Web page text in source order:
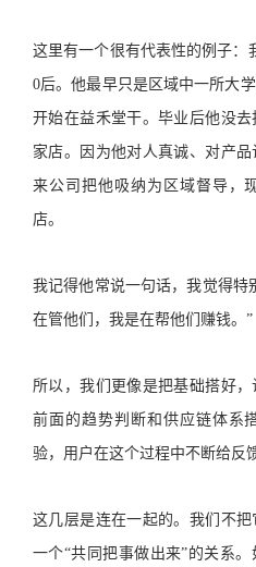
这里有一个很有代表性的例子：
0后。他最早只是区域中一所大
开始在益禾堂干。毕业后他没
家店。因为他对人真诚、对产
来公司把他吸纳为区域督导，
店。
我记得他常说一句话，我觉得特
在管他们，我是在帮他们赚钱。”
所以，我们更像是把基础搭好
前面的趋势判断和供应链体系
验，用户在这个过程中不断给反
这几层是连在一起的。我们不
一个“共同把事做出来”的关系